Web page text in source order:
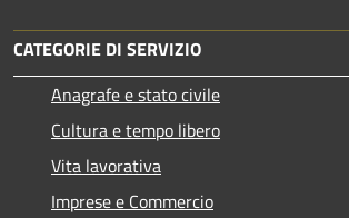
CATEGORIE DI SERVIZIO
Anagrafe e stato civile
Cultura e tempo libero
Vita lavorativa
Imprese e Commercio